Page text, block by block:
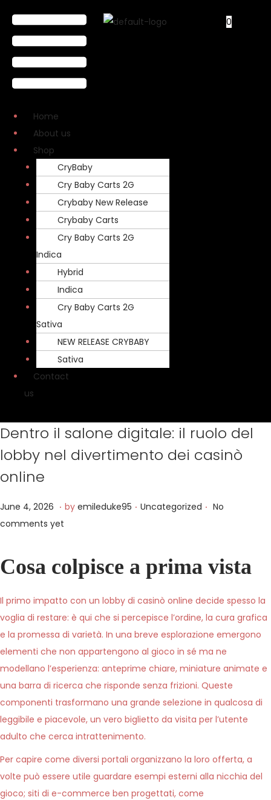
Home
About us
Shop
CryBaby
Cry Baby Carts 2G
Crybaby New Release
Crybaby Carts
Cry Baby Carts 2G
Indica
Hybrid
Indica
Cry Baby Carts 2G
Sativa
NEW RELEASE CRYBABY
Sativa
Contact
us
0
Dentro il salone digitale: il ruolo del
lobby nel divertimento dei casinò
online
P
o
e
o
n
June 4, 2026 J
u
5
2
0
2
6
. by emileduke95 . P
i
n
Uncategorized . No
comments yet
Cosa colpisce a prima vista
Il primo impatto con un lobby di casinò online decide spesso la
voglia di restare: è qui che si percepisce l’ordine, la cura grafica
e la promessa di varietà. In una breve esplorazione emergono
elementi che non appartengono al gioco in sé ma ne
modellano l’esperienza: anteprime chiare, miniature animate e
una barra di ricerca che risponde senza frizioni. Queste
componenti trasformano una grande selezione in qualcosa di
leggibile e piacevole, un vero biglietto da visita per l’utente
adulto che cerca intrattenimento.
Per capire come diversi portali organizzano la loro offerta, a
volte può essere utile guardare esempi esterni alla nicchia del
gioco; siti di e-commerce ben progettati, come